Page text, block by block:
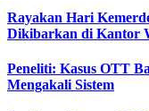
Rayakan Hari
Dikibarkan di Kantor
Peneliti: Kasus OTT
Mengakali Sistem